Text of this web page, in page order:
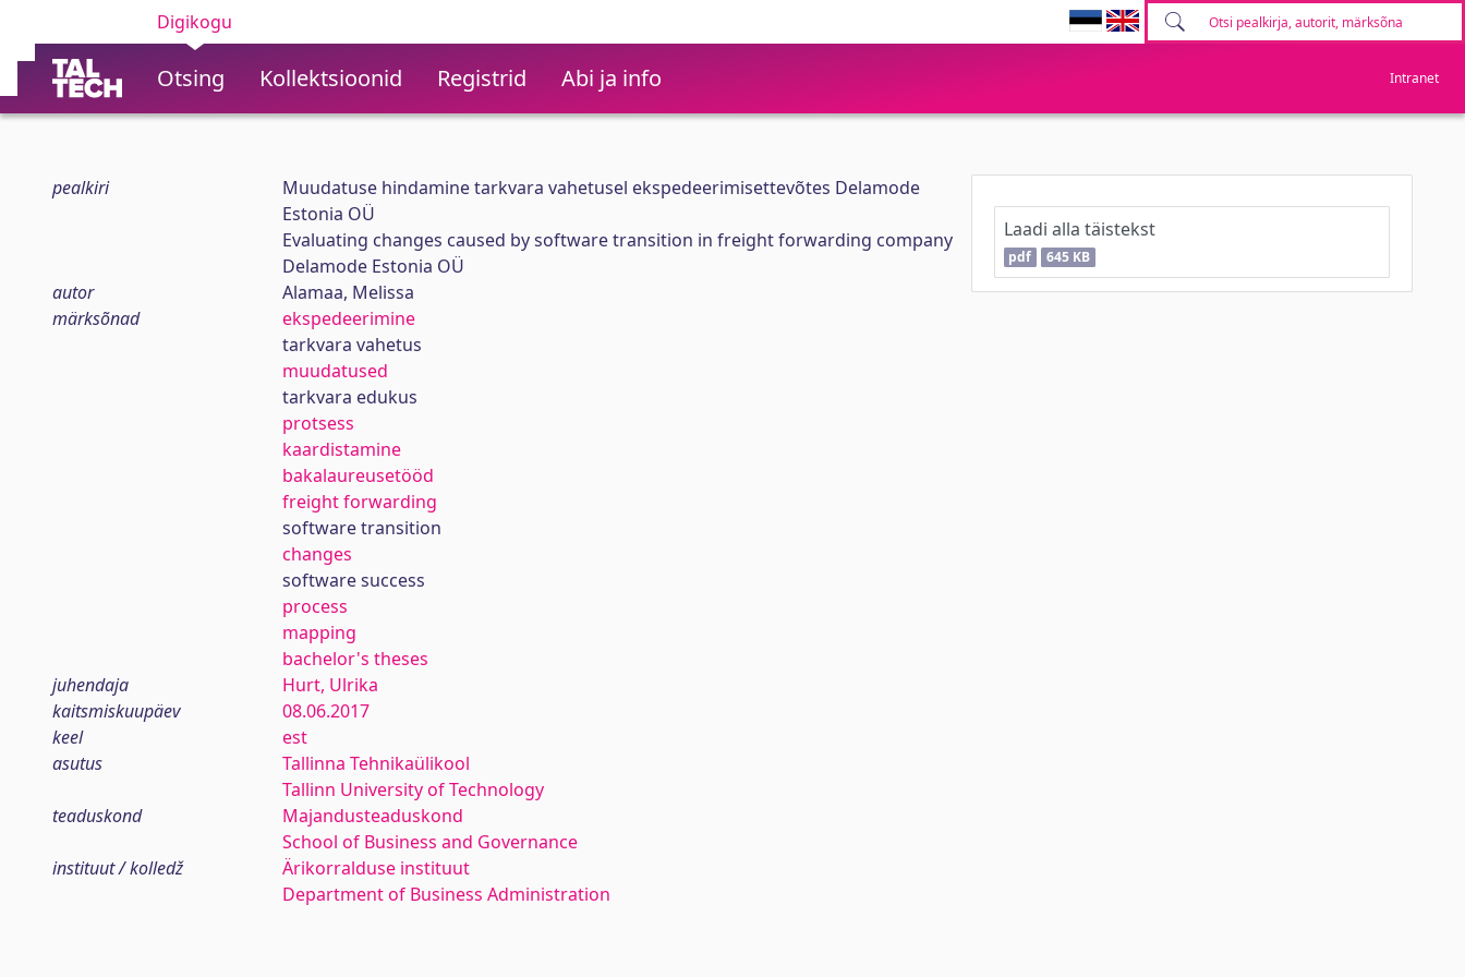
Digikogu
Otsing Kollektsioonid Registrid Abi ja info Intranet
pealkiri
Muudatuse hindamine tarkvara vahetusel ekspedeerimisettevõtes Delamode
Estonia OÜ
Evaluating changes caused by software transition in freight forwarding company
Delamode Estonia OÜ
autor
Alamaa, Melissa
märksõnad
ekspedeerimine
tarkvara vahetus
muudatused
tarkvara edukus
protsess
kaardistamine
bakalaureusetööd
freight forwarding
software transition
changes
software success
process
mapping
bachelor's theses
juhendaja
Hurt, Ulrika
kaitsmiskuupäev
08.06.2017
keel
est
asutus
Tallinna Tehnikaülikool
Tallinn University of Technology
teaduskond
Majandusteaduskond
School of Business and Governance
instituut / kolledž
Ärikorralduse instituut
Department of Business Administration
Laadi alla täistekst
pdf 645 KB